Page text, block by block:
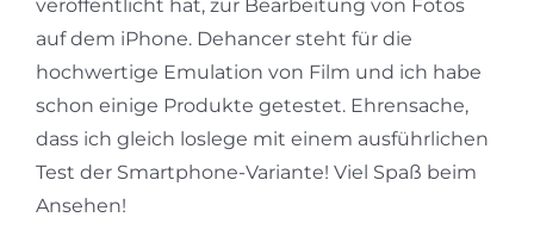
veröffentlicht hat, zur Bearbeitung von Fotos
auf dem iPhone. Dehancer steht für die
hochwertige Emulation von Film und ich habe
schon einige Produkte getestet. Ehrensache,
dass ich gleich loslege mit einem ausführlichen
Test der Smartphone-Variante! Viel Spaß beim
Ansehen!